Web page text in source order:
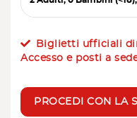
Biglietti ufficiali
Accesso e posti a
PROCEDI CON LA